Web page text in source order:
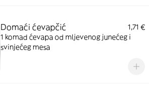
Domaći ćevapčić
1,71 €
1 komad ćevapa od mljevenog junećeg i
svinjećeg mesa